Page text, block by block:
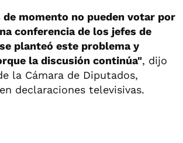
momento no pueden votar por
conferencia de los jefes de
planteó este problema y
la discusión continúa", dijo
la Cámara de Diputados,
declaraciones televisivas.